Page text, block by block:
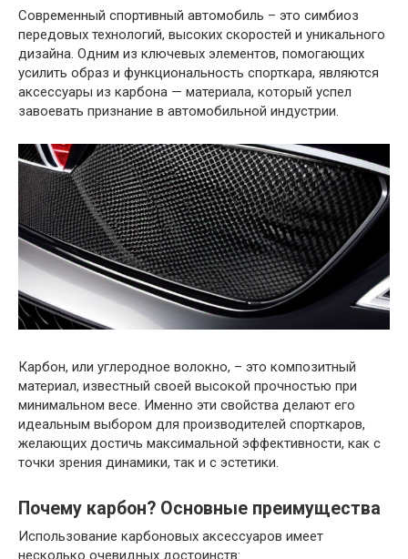
Современный спортивный автомобиль – это симбиоз
передовых технологий, высоких скоростей и уникального
дизайна. Одним из ключевых элементов, помогающих
усилить образ и функциональность спорткара, являются
аксессуары из карбона — материала, который успел
завоевать признание в автомобильной индустрии.
Карбон, или углеродное волокно, – это композитный
материал, известный своей высокой прочностью при
минимальном весе. Именно эти свойства делают его
идеальным выбором для производителей спорткаров,
желающих достичь максимальной эффективности, как с
точки зрения динамики, так и с эстетики.
Почему карбон? Основные преимущества
Использование карбоновых аксессуаров имеет
несколько очевидных достоинств: